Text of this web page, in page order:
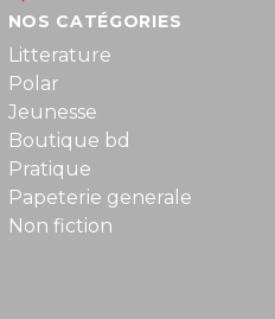
NOS CATÉGORIES
Litterature
Polar
Jeunesse
Boutique bd
Pratique
Papeterie generale
Non fiction